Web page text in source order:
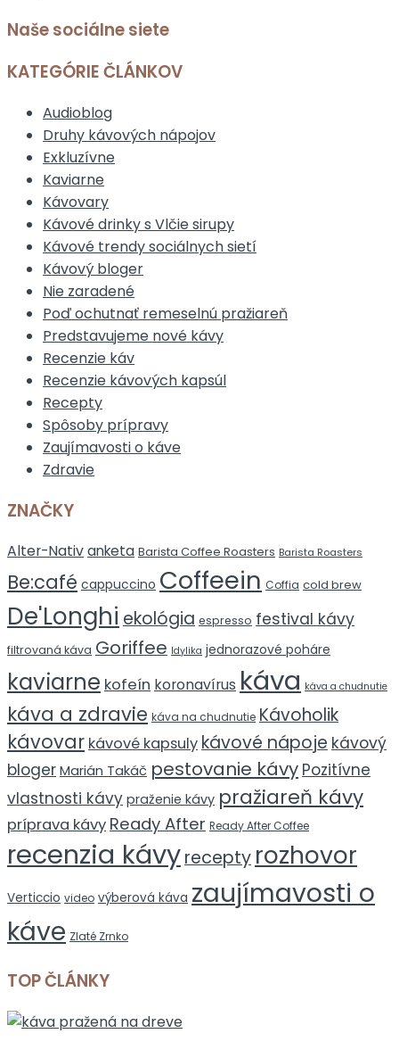
Naše sociálne siete
KATEGÓRIE ČLÁNKOV
Audioblog
Druhy kávových nápojov
Exkluzívne
Kaviarne
Kávovary
Kávové drinky s Vlčie sirupy
Kávové trendy sociálnych sietí
Kávový bloger
Nie zaradené
Poď ochutnať remeselnú pražiareň
Predstavujeme nové kávy
Recenzie káv
Recenzie kávových kapsúl
Recepty
Spôsoby prípravy
Zaujímavosti o káve
Zdravie
ZNAČKY
Alter-Nativanketa Barista Coffee Roasters Barista Roasters
Be:café cappuccino Coffeein Coffia cold brew
De'Longhi ekológia espresso festival kávy
filtrovaná káva Goriffee Idylika jednorazové poháre
kaviarne kofeín koronavírus káva káva a chudnutie
káva a zdravie káva na chudnutie Kávoholik
kávovar kávové kapsulykávové nápoje kávový
blogerMarián Takáč pestovanie kávy Pozitívne
vlastnosti kávy praženie kávy pražiareň kávy
príprava kávy Ready After Ready After Coffee
recenzia kávyrecepty rozhovor
Verticcio video výberová káva zaujímavosti o
káve Zlaté Zrnko
TOP ČLÁNKY